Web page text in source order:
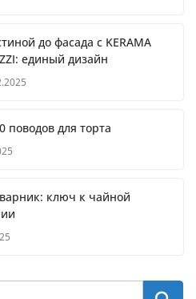
до фасада с KERAMA
единый дизайн
поводов для торта
ключ к чайной